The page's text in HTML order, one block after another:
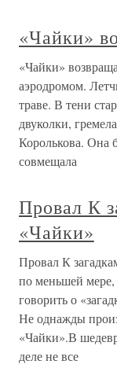
«Чайки»
«Чайки»
аэродромом.
траве. В тени
двуколки,
Королькова. Она
совмещала
Провал К
«Чайки»
Провал К
по меньшей
говорить о
Не однажды
«Чайки».В
деле не все